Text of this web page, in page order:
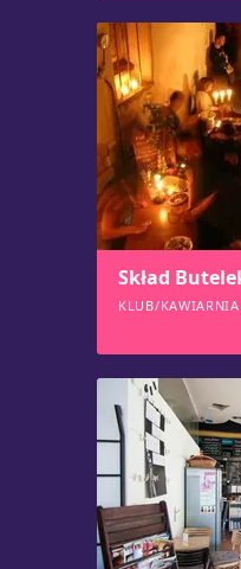
Skład
KLUB/KAWIARNIA